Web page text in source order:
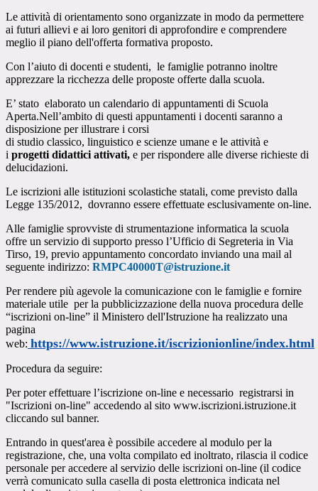
Le attività di orientamento sono organizzate in modo da permettere
ai futuri allievi e ai loro genitori di approfondire e comprendere
meglio il piano dell'offerta formativa proposto.
Con l’aiuto di docenti e studenti, le famiglie potranno inoltre
apprezzare la ricchezza delle proposte offerte dalla scuola.
E’ stato elaborato un calendario di appuntamenti di Scuola
Aperta.Nell’ambito di questi appuntamenti i docenti saranno a
disposizione per illustrare i corsi
di studio classico, linguistico e scienze umane e le attività e
i progetti didattici attivati, e per rispondere alle diverse richieste di
delucidazioni.
Le iscrizioni alle istituzioni scolastiche statali, come previsto dalla
Legge 135/2012, dovranno essere effettuate esclusivamente on-line.
Alle famiglie sprovviste di strumentazione informatica la scuola
offre un servizio di supporto presso l’Ufficio di Segreteria in Via
Tirso, 19, previo appuntamento concordato inviando una mail al
seguente indirizzo: RMPC40000T@istruzione.it
Per rendere più agevole la comunicazione con le famiglie e fornire
materiale utile per la pubblicizzazione della nuova procedura delle
“iscrizioni on-line” il Ministero dell'Istruzione ha realizzato una
pagina
web: https://www.istruzione.it/iscrizionionline/index.html
Procedura da seguire:
Per poter effettuare l’iscrizione on-line e necessario registrarsi in
"Iscrizioni on-line" accedendo al sito www.iscrizioni.istruzione.it
cliccando sul banner.
Entrando in quest'area è possibile accedere al modulo per la
registrazione, che, una volta compilato ed inoltrato, rilascia il codice
personale per accedere al servizio delle iscrizioni on-line (il codice
verrà comunicato sulla casella di posta elettronica indicata nel